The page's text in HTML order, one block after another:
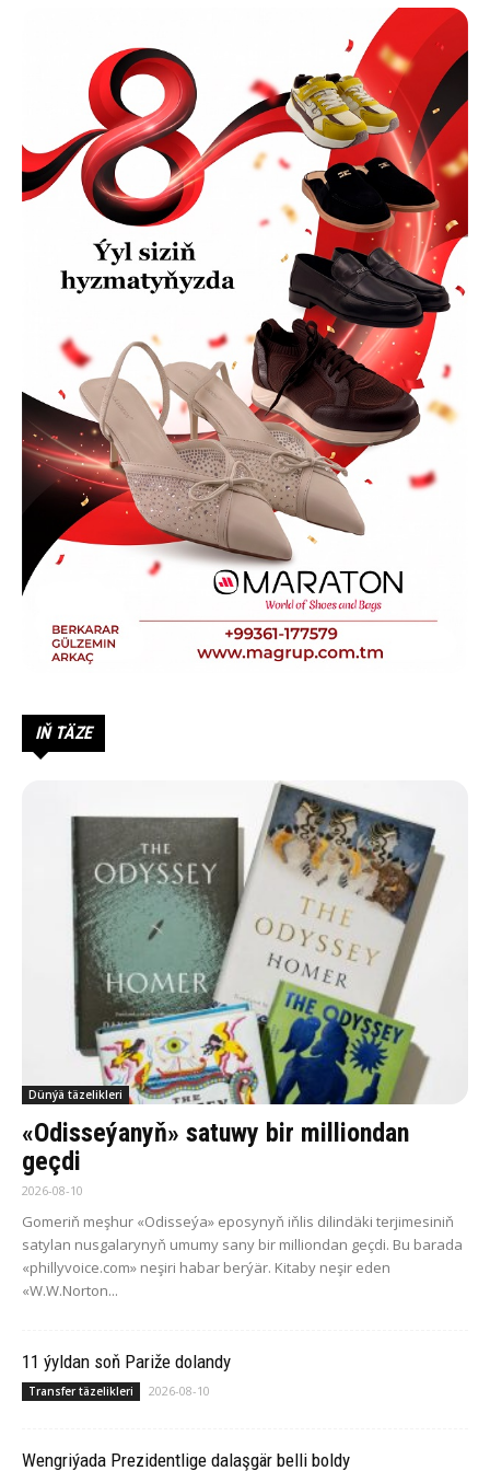
IŇ TÄZE
Dünýä täzelikleri
«Odisseýanyň» satuwy bir milliondan
geçdi
2026-08-10
Gomeriň meşhur «Odisseýa» eposynyň iňlis dilindäki terjimesiniň
satylan nusgalarynyň umumy sany bir milliondan geçdi. Bu barada
«phillyvoice.com» neşiri habar berýär. Kitaby neşir eden
«W.W.Norton...
11 ýyldan soň Pariže dolandy
Transfer täzelikleri 2026-08-10
Wengriýada Prezidentlige dalaşgär belli boldy